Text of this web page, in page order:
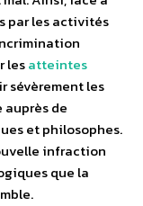
par les activités
lesatteintes
sévèrement les
auprès de
et philosophes.
infraction
que la